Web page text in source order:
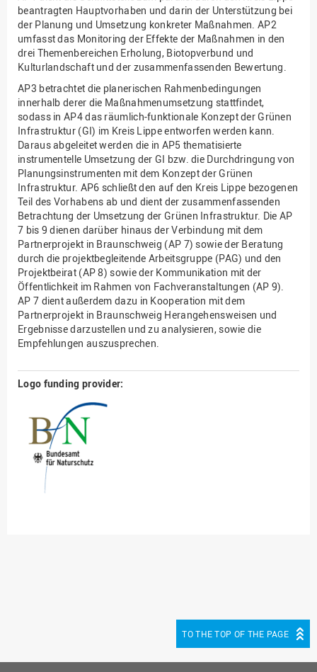
beantragten Hauptvorhaben und darin der Unterstützung bei
der Planung und Umsetzung konkreter Maßnahmen. AP2
umfasst das Monitoring der Effekte der Maßnahmen in den
drei Themenbereichen Erholung, Biotopverbund und
Kulturlandschaft und der zusammenfassenden Bewertung.
AP3 betrachtet die planerischen Rahmenbedingungen
innerhalb derer die Maßnahmenumsetzung stattfindet,
sodass in AP4 das räumlich-funktionale Konzept der Grünen
Infrastruktur (GI) im Kreis Lippe entworfen werden kann.
Daraus abgeleitet werden die in AP5 thematisierte
instrumentelle Umsetzung der GI bzw. die Durchdringung von
Planungsinstrumenten mit dem Konzept der Grünen
Infrastruktur. AP6 schließt den auf den Kreis Lippe bezogenen
Teil des Vorhabens ab und dient der zusammenfassenden
Betrachtung der Umsetzung der Grünen Infrastruktur. Die AP
7 bis 9 dienen darüber hinaus der Verbindung mit dem
Partnerprojekt in Braunschweig (AP 7) sowie der Beratung
durch die projektbegleitende Arbeitsgruppe (PAG) und den
Projektbeirat (AP 8) sowie der Kommunikation mit der
Öffentlichkeit im Rahmen von Fachveranstaltungen (AP 9).
AP 7 dient außerdem dazu in Kooperation mit dem
Partnerprojekt in Braunschweig Herangehensweisen und
Ergebnisse darzustellen und zu analysieren, sowie die
Empfehlungen auszusprechen.
Logo funding provider:
TO THE TOP OF THE PAGE